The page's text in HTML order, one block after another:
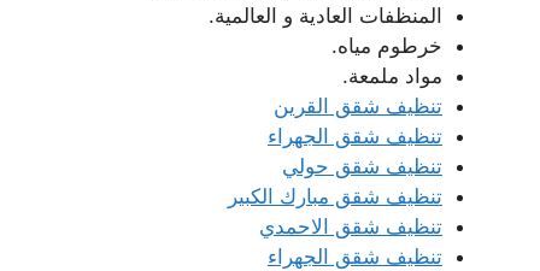
المنظفات العادية و العالمية.
خرطوم مياه.
مواد ملمعة.
تنظيف شقق القرين
تنظيف شقق الجهراء
تنظيف شقق حولي
تنظيف شقق مبارك الكبير
تنظيف شقق الاحمدي
تنظيف شقق الجهراء